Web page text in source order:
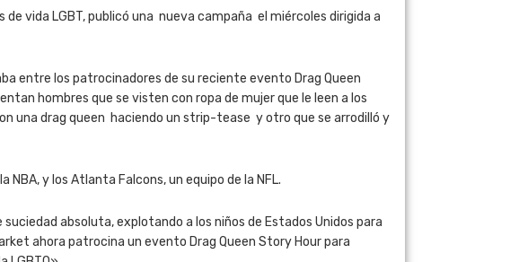
vida LGBT, publicó una nueva campaña el miércoles dirigida a
entre los patrocinadores de su reciente evento Drag Queen
hombres que se visten con ropa de mujer que le leen a los
una drag queen haciendo un strip-tease y otro que se arrodilló y
y los Atlanta Falcons, un equipo de la NFL.
absoluta, explotando a los niños de Estados Unidos para
ahora patrocina un evento Drag Queen Story Hour para